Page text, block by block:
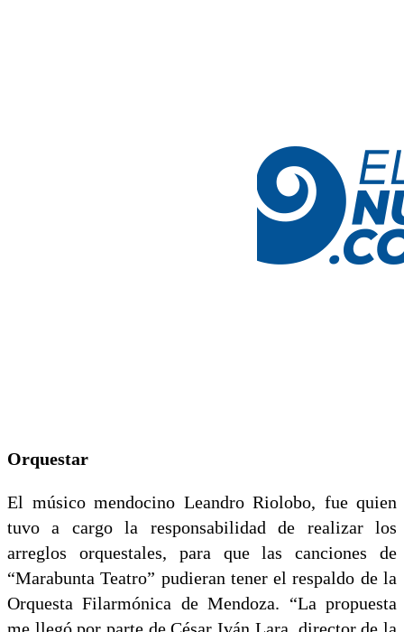
Orquestar
El músico mendocino Leandro Riolobo, fue quien
tuvo a cargo la responsabilidad de realizar los
arreglos orquestales, para que las canciones de
“Marabunta Teatro” pudieran tener el respaldo de la
Orquesta Filarmónica de Mendoza. “La propuesta
me llegó por parte de César Iván Lara, director de la